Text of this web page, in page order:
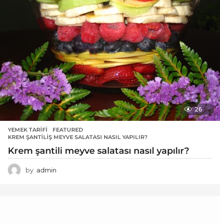
26
YEMEK TARIFI FEATURED
KREM ŞANTILIŞ MEYVE SALATASI NASIL YAPILIR?
Krem şantili meyve salatası nasıl yapılır?
by admin